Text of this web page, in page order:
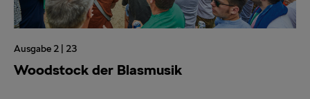
Ausgabe 2 | 23
Woodstock der Blasmusik